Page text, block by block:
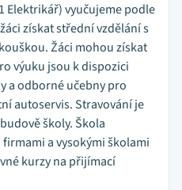
Elektrikář) vyučujeme podle
získat střední vzdělání s
Žáci mohou získat
výuku jsou k dispozici
a odborné učebny pro
autoservis. Stravování je
školy. Škola
a vysokými školami
kurzy na přijímací